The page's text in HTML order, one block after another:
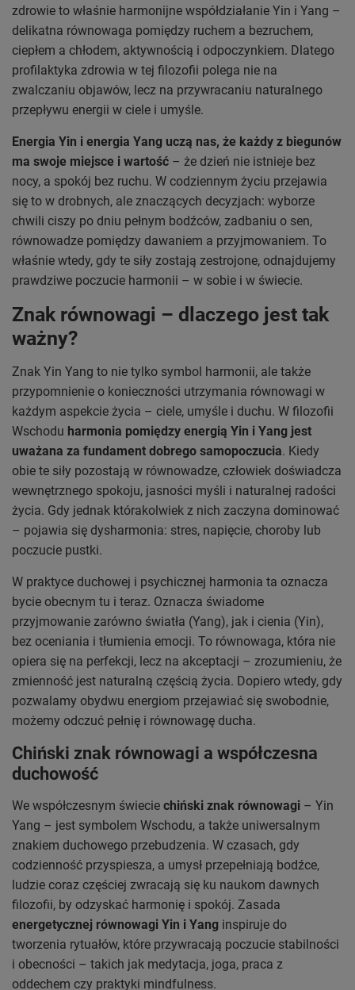
zdrowie to właśnie harmonijne współdziałanie Yin i Yang –
delikatna równowaga pomiędzy ruchem a bezruchem,
ciepłem a chłodem, aktywnością i odpoczynkiem. Dlatego
profilaktyka zdrowia w tej filozofii polega nie na
zwalczaniu objawów, lecz na przywracaniu naturalnego
przepływu energii w ciele i umyśle.
Energia Yin i energia Yang uczą nas, że każdy z biegunów
ma swoje miejsce i wartość – że dzień nie istnieje bez
nocy, a spokój bez ruchu. W codziennym życiu przejawia
się to w drobnych, ale znaczących decyzjach: wyborze
chwili ciszy po dniu pełnym bodźców, zadbaniu o sen,
równowadze pomiędzy dawaniem a przyjmowaniem. To
właśnie wtedy, gdy te siły zostają zestrojone, odnajdujemy
prawdziwe poczucie harmonii – w sobie i w świecie.
Znak równowagi – dlaczego jest tak
ważny?
Znak Yin Yang to nie tylko symbol harmonii, ale także
przypomnienie o konieczności utrzymania równowagi w
każdym aspekcie życia – ciele, umyśle i duchu. W filozofii
Wschodu harmonia pomiędzy energią Yin i Yang jest
uważana za fundament dobrego samopoczucia. Kiedy
obie te siły pozostają w równowadze, człowiek doświadcza
wewnętrznego spokoju, jasności myśli i naturalnej radości
życia. Gdy jednak którakolwiek z nich zaczyna dominować
– pojawia się dysharmonia: stres, napięcie, choroby lub
poczucie pustki.
W praktyce duchowej i psychicznej harmonia ta oznacza
bycie obecnym tu i teraz. Oznacza świadome
przyjmowanie zarówno światła (Yang), jak i cienia (Yin),
bez oceniania i tłumienia emocji. To równowaga, która nie
opiera się na perfekcji, lecz na akceptacji – zrozumieniu, że
zmienność jest naturalną częścią życia. Dopiero wtedy, gdy
pozwalamy obydwu energiom przejawiać się swobodnie,
możemy odczuć pełnię i równowagę ducha.
Chiński znak równowagi a współczesna
duchowość
We współczesnym świecie chiński znak równowagi – Yin
Yang – jest symbolem Wschodu, a także uniwersalnym
znakiem duchowego przebudzenia. W czasach, gdy
codzienność przyspiesza, a umysł przepełniają bodźce,
ludzie coraz częściej zwracają się ku naukom dawnych
filozofii, by odzyskać harmonię i spokój. Zasada
energetycznej równowagi Yin i Yang inspiruje do
tworzenia rytuałów, które przywracają poczucie stabilności
i obecności – takich jak medytacja, joga, praca z
oddechem czy praktyki mindfulness.